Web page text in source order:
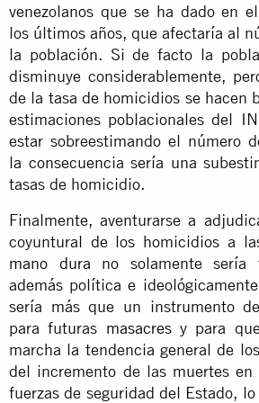
venezolanos que se ha dado en
los últimos años, que afectaría al
la población. Si de facto la
disminuye considerablemente,
de la tasa de homicidios se hacen
estimaciones poblacionales del
estar sobreestimando el número
la consecuencia sería una
tasas de homicidio.
Finalmente, aventurarse a
coyuntural de los homicidios a
mano dura no solamente sería
además política e
sería más que un instrumento
para futuras masacresy para
marcha la tendencia general de
del incremento de las muertes en
fuerzas de seguridad del Estado,